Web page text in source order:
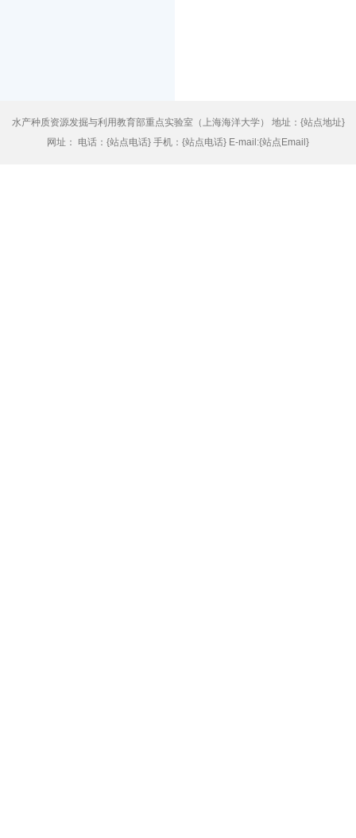
水产种质资源发掘与利用教育部重点实验室（上海海洋大学） 地址：{站点地址}
网址： 电话：{站点电话} 手机：{站点电话} E-mail:{站点Email}